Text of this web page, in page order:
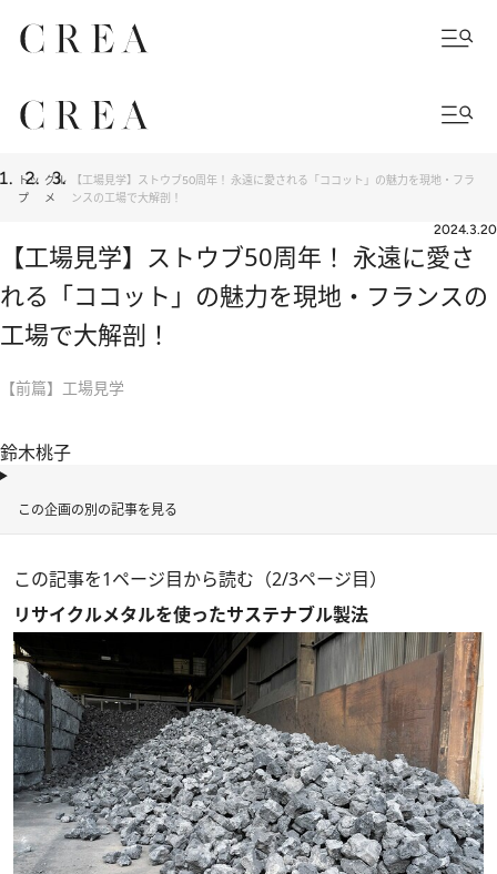
トッ
プ
グル
メ
【工場見学】ストウブ50周年！ 永遠に愛される「ココット」の魅力を現地・フラ
ンスの工場で大解剖！
2024.3.20
【工場見学】ストウブ50周年！ 永遠に愛さ
れる「ココット」の魅力を現地・フランスの
工場で大解剖！
【前篇】工場見学
鈴木桃子
この企画の別の記事を見る
この記事を1ページ目から読む（2/3ページ目）
リサイクルメタルを使ったサステナブル製法